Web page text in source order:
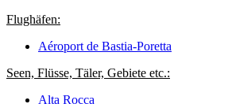
Flughäfen:
Aéroport de Bastia-Poretta
Seen, Flüsse, Täler, Gebiete etc.:
Alta Rocca